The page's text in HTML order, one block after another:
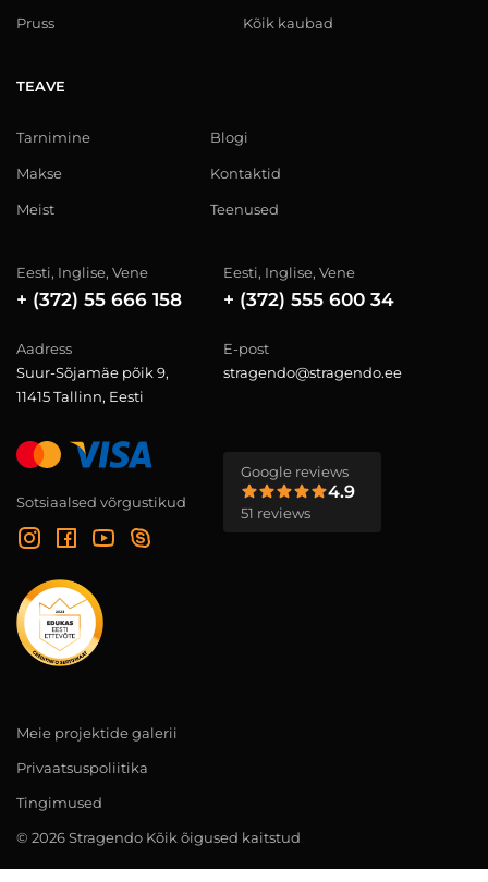
Pruss Kõik kaubad
TEAVE
Tarnimine
Makse
Meist
Blogi
Kontaktid
Teenused
Eesti, Inglise, Vene
+ (372) 55 666 158
Eesti, Inglise, Vene
+ (372) 555 600 34
Aadress
Suur-Sõjamäe põik 9,
11415 Tallinn, Eesti
E-post
stragendo@stragendo.ee
Sotsiaalsed võrgustikud
Google reviews
4.9
51 reviews
Meie projektide galerii
Privaatsuspoliitika
Tingimused
© 2026 Stragendo Kõik õigused kaitstud